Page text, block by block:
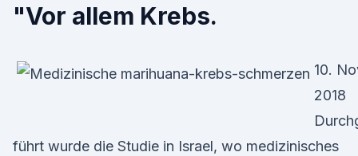
"Vor allem Krebs.
10.
2018
führt wurde die Studie in Israel, wo medizinisches